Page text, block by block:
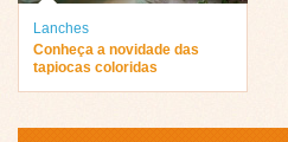
Lanches
Conheça a novidade das
tapiocas coloridas